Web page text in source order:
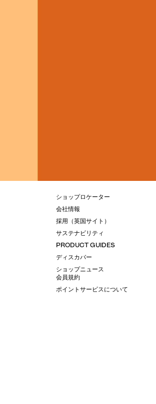
ショップロケーター
会社情報
採用（英国サイト）
サステナビリティ
PRODUCT GUIDES
ディスカバー
ショップニュース
会員規約
ポイントサービスについて